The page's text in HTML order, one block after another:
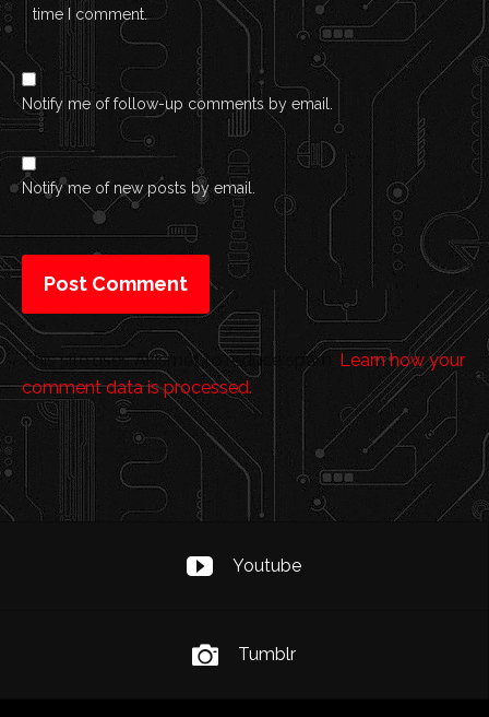
time I comment.
Notify me of follow-up comments by email.
Notify me of new posts by email.
This site uses Akismet to reduce spam. Learn how your
comment data is processed.
Youtube
Tumblr